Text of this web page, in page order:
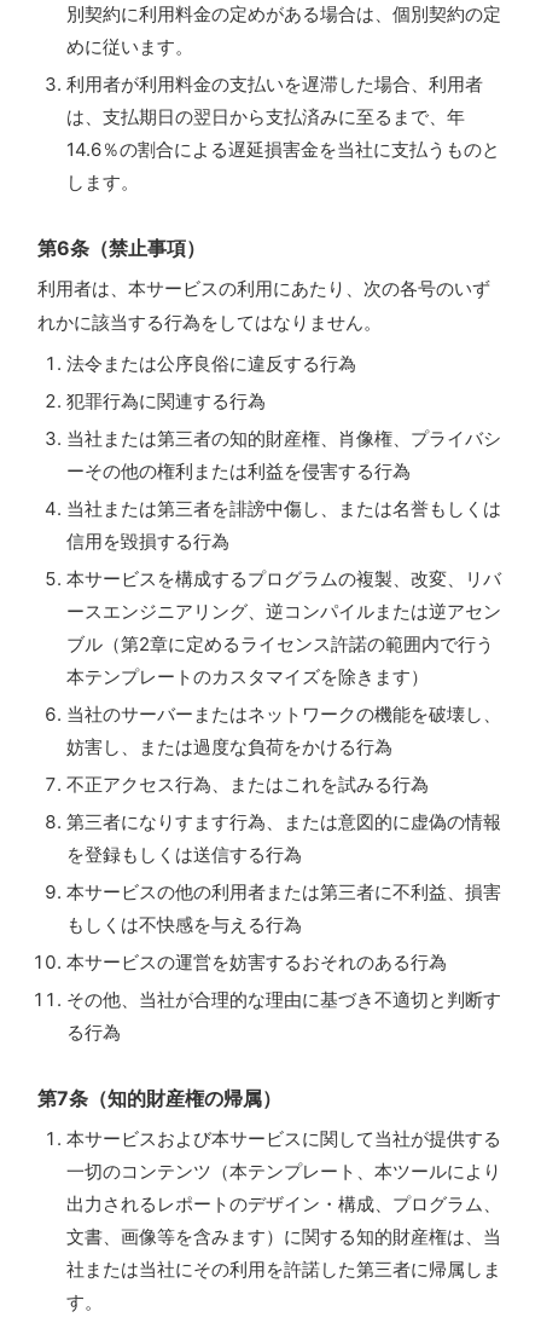
別契約に利用料金の定めがある場合は、個別契約の定
めに従います。
利用者が利用料金の支払いを遅滞した場合、利用者
は、支払期日の翌日から支払済みに至るまで、年
14.6％の割合による遅延損害金を当社に支払うものと
します。
第6条（禁止事項）
利用者は、本サービスの利用にあたり、次の各号のいず
れかに該当する行為をしてはなりません。
法令または公序良俗に違反する行為
犯罪行為に関連する行為
当社または第三者の知的財産権、肖像権、プライバシ
ーその他の権利または利益を侵害する行為
当社または第三者を誹謗中傷し、または名誉もしくは
信用を毀損する行為
本サービスを構成するプログラムの複製、改変、リバ
ースエンジニアリング、逆コンパイルまたは逆アセン
ブル（第2章に定めるライセンス許諾の範囲内で行う
本テンプレートのカスタマイズを除きます）
当社のサーバーまたはネットワークの機能を破壊し、
妨害し、または過度な負荷をかける行為
不正アクセス行為、またはこれを試みる行為
第三者になりすます行為、または意図的に虚偽の情報
を登録もしくは送信する行為
本サービスの他の利用者または第三者に不利益、損害
もしくは不快感を与える行為
本サービスの運営を妨害するおそれのある行為
その他、当社が合理的な理由に基づき不適切と判断す
る行為
第7条（知的財産権の帰属）
本サービスおよび本サービスに関して当社が提供する
一切のコンテンツ（本テンプレート、本ツールにより
出力されるレポートのデザイン・構成、プログラム、
文書、画像等を含みます）に関する知的財産権は、当
社または当社にその利用を許諾した第三者に帰属しま
す。